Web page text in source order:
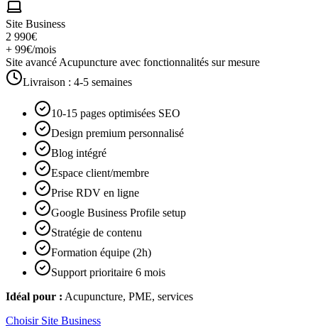
Site Business
2 990€
+ 99€/mois
Site avancé Acupuncture avec fonctionnalités sur mesure
Livraison : 4-5 semaines
10-15 pages optimisées SEO
Design premium personnalisé
Blog intégré
Espace client/membre
Prise RDV en ligne
Google Business Profile setup
Stratégie de contenu
Formation équipe (2h)
Support prioritaire 6 mois
Idéal pour : Acupuncture, PME, services
Choisir Site Business